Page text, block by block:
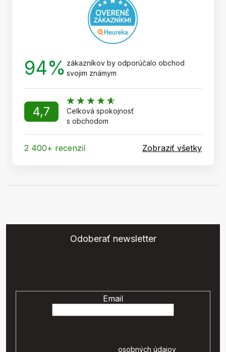
94% zákazníkov by odporúčalo obchod
svojim známym
4,7
Celková spokojnosť
s obchodom
2 400+ recenzií Zobraziť všetky
Odoberať newsletter
Email
osobných údajov.